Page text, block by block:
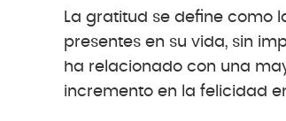
La gratitud se define como
presentes en su vida, sin
ha relacionado con una
incremento en la felicidad